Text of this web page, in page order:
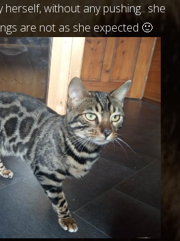
without any pushing.. she
are not as she expected 🙂